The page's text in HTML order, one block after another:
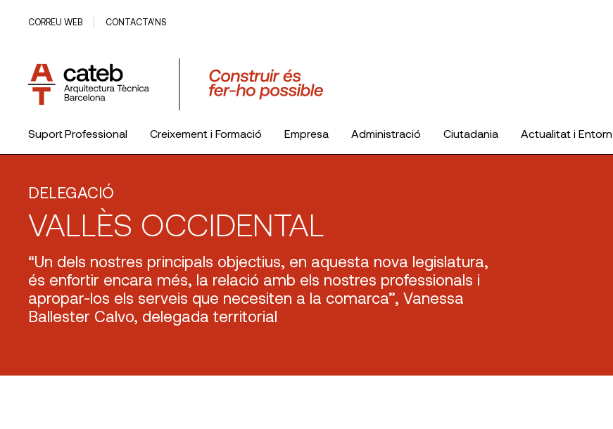
CORREU WEB CONTACTA’NS
Suport Professional Creixement i Formació Empresa Administració Ciutadania Actualitat i Entorn
DELEGACIÓ
VALLÈS OCCIDENTAL
“Un dels nostres principals objectius, en aquesta nova legislatura,
és enfortir encara més, la relació amb els nostres professionals i
apropar-los els serveis que necesiten a la comarca”, Vanessa
Ballester Calvo, delegada territorial